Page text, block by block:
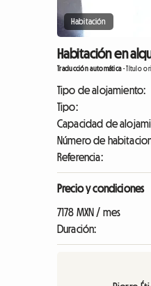
Habitación
Habitación en
Traducción automática-Título
Tipo de alojamiento:
Tipo:
Capacidad de
Número de
Referencia:
Precio y condiciones
7178 MXN / mes
Duración: